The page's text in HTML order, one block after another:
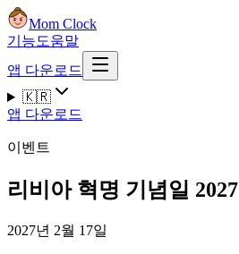
Mom Clock
기능도움말
앱 다운로드
🇰🇷
앱 다운로드
이벤트
리비아 혁명 기념일 2027
2027년 2월 17일